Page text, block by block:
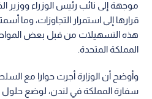
موجهة إلى نائب رئيس الوزراء ووزير
قرارها إلى استمرار التجاوزات، وما
هذه التسهيلات من قبل بعض
المملكة المتحدة.
وأوضح أن الوزارة أجرت حوارا مع
سفارة المملكة في لندن، لوضع